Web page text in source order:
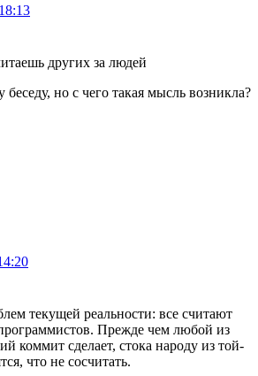
других за людей
но с чего такая мысль возникла?
текущей реальности: все считают
Прежде чем любой из
коммит сделает, стока народу из той-
что не сосчитать.